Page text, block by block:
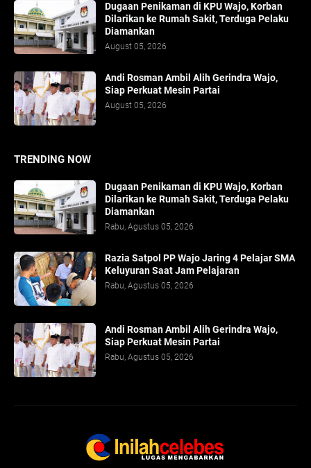
Dugaan Penikaman di KPU Wajo, Korban
Dilarikan ke Rumah Sakit, Terduga Pelaku
Diamankan
August 05, 2026
Andi Rosman Ambil Alih Gerindra Wajo,
Siap Perkuat Mesin Partai
August 05, 2026
TRENDING NOW
Dugaan Penikaman di KPU Wajo, Korban
Dilarikan ke Rumah Sakit, Terduga Pelaku
Diamankan
Rabu, Agustus 05, 2026
Razia Satpol PP Wajo Jaring 4 Pelajar SMA
Keluyuran Saat Jam Pelajaran
Rabu, Agustus 05, 2026
Andi Rosman Ambil Alih Gerindra Wajo,
Siap Perkuat Mesin Partai
Rabu, Agustus 05, 2026